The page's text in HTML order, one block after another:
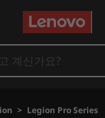
뛰기
> Legion Pro Series